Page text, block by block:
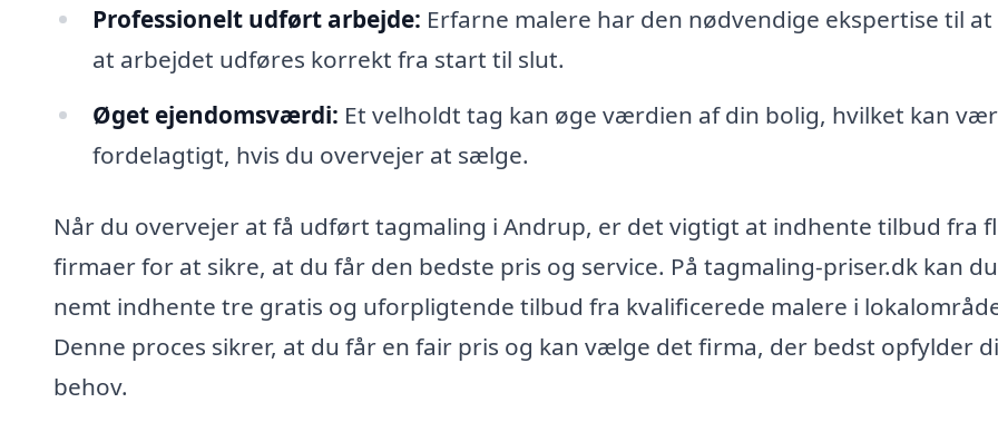
Professionelt udført arbejde: Erfarne malere har den nødvendige ekspertise til at
at arbejdet udføres korrekt fra start til slut.
Øget ejendomsværdi: Et velholdt tag kan øge værdien af din bolig, hvilket kan
fordelagtigt, hvis du overvejer at sælge.
Når du overvejer at få udført tagmaling i Andrup, er det vigtigt at indhente tilbud fra
firmaer for at sikre, at du får den bedste pris og service. På tagmaling-priser.dk kan du
nemt indhente tre gratis og uforpligtende tilbud fra kvalificerede malere i
Denne proces sikrer, at du får en fair pris og kan vælge det firma, der bedst opfylder
behov.